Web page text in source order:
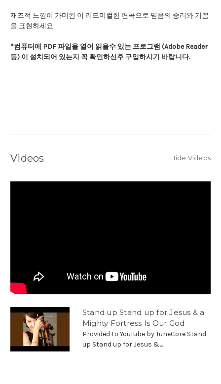
재즈적 느낌이 가미된 이 리드미컬한 편곡으로 믿음의 승리와 기쁨
을 표현하세요.
*컴퓨터에 PDF 파일을 열어 읽을수 있는 프로그램 (Adobe Reader
등) 이 설치되어 있는지 꼭 확인하신후 구입하시기 바랍니다.
Videos Hide Videos
Stand up Stand up for Jesus & a
Mighty Fortress Is Our God
Provided to YouTube by TuneCore Stand
up Stand up for Jesus &...